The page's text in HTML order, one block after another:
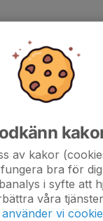
v.38
av kakor
bra för
i syfte att
våra
använder vi